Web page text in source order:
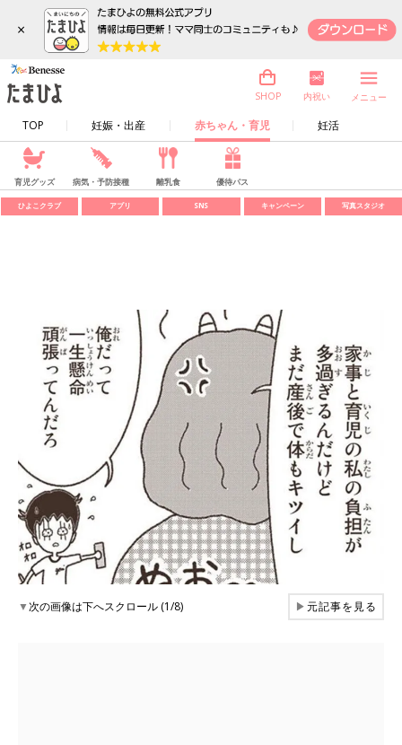
×
TOP 妊娠・出産 赤ちゃん・育児 妊活
SHOP 内祝い メニュー
育児グッズ 病気・予防接種 離乳食 優待パス
ひよこクラブ アプリ SNS キャンペーン 写真スタジオ
▼次の画像は下へスクロール (1/8) ▶元記事を見る